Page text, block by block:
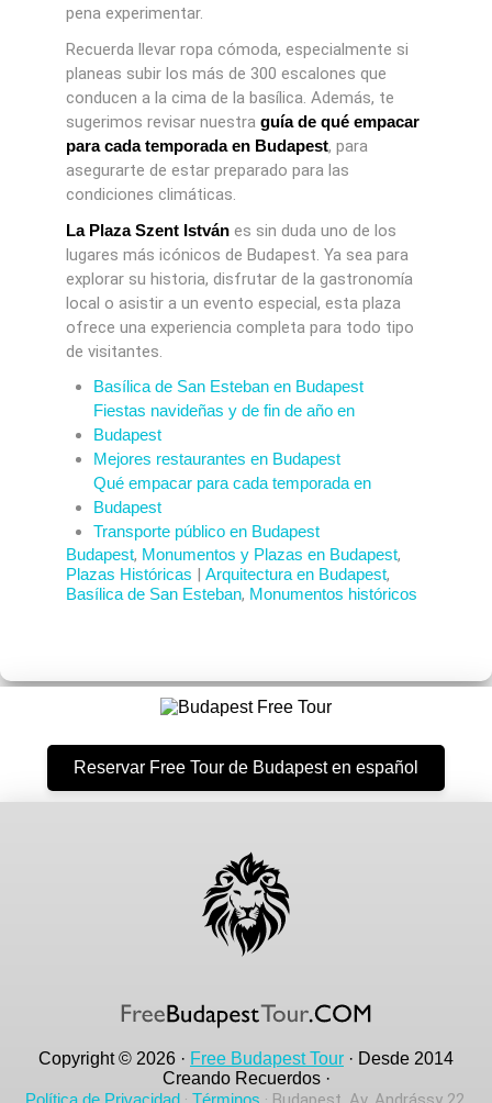
pena experimentar.
Recuerda llevar ropa cómoda, especialmente si
planeas subir los más de 300 escalones que
conducen a la cima de la basílica. Además, te
sugerimos revisar nuestra guía de qué empacar
para cada temporada en Budapest, para
asegurarte de estar preparado para las
condiciones climáticas.
La Plaza Szent Istvánes sin duda uno de los
lugares más icónicos de Budapest. Ya sea para
explorar su historia, disfrutar de la gastronomía
local o asistir a un evento especial, esta plaza
ofrece una experiencia completa para todo tipo
de visitantes.
Basílica de San Esteban en Budapest
Fiestas navideñas y de fin de año en
Budapest
Mejores restaurantes en Budapest
Qué empacar para cada temporada en
Budapest
Transporte público en Budapest
Budapest, Monumentos y Plazas en Budapest,
Plazas Históricas | Arquitectura en Budapest,
Basílica de San Esteban, Monumentos históricos
Reservar Free Tour de Budapest en español
Copyright © 2026 · Free Budapest Tour · Desde 2014
Creando Recuerdos ·